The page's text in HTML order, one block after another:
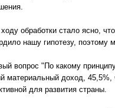
обработки стало ясно,
нашу гипотезу, поэтому
вопрос "По какому
материальный доход, 45,5%,
для развития страны.